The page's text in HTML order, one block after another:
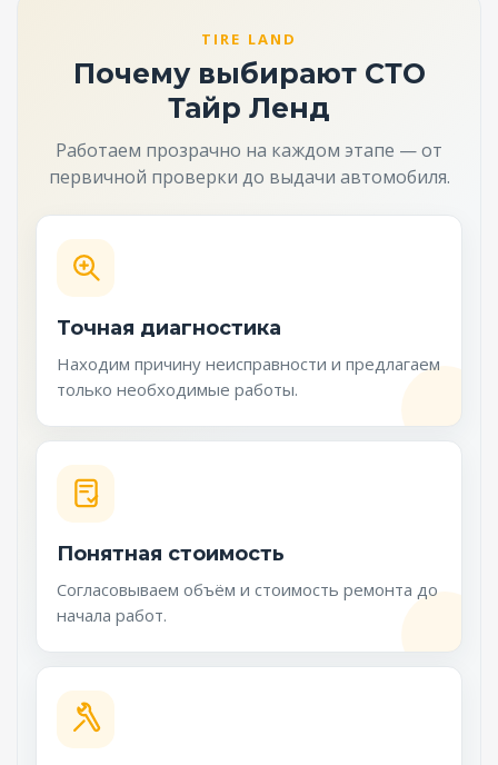
TIRE LAND
Почему выбирают СТО
Тайр Ленд
Работаем прозрачно на каждом этапе — от
первичной проверки до выдачи автомобиля.
Точная диагностика
Находим причину неисправности и предлагаем
только необходимые работы.
Понятная стоимость
Согласовываем объём и стоимость ремонта до
начала работ.